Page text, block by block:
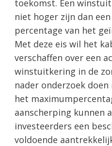
toekomst. Een
niet hoger zijn dan
percentage van het
Met deze eis wil het
verschaffen over een
winstuitkering in de
nader onderzoek
het
aanscherping kunnen
investeerders een
voldoende